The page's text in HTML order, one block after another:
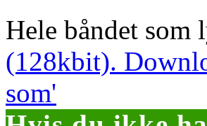
Hele båndet som
(128kbit).
som'